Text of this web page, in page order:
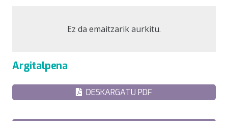
Ez da emaitzarik aurkitu.
Argitalpena
DESKARGATU PDF